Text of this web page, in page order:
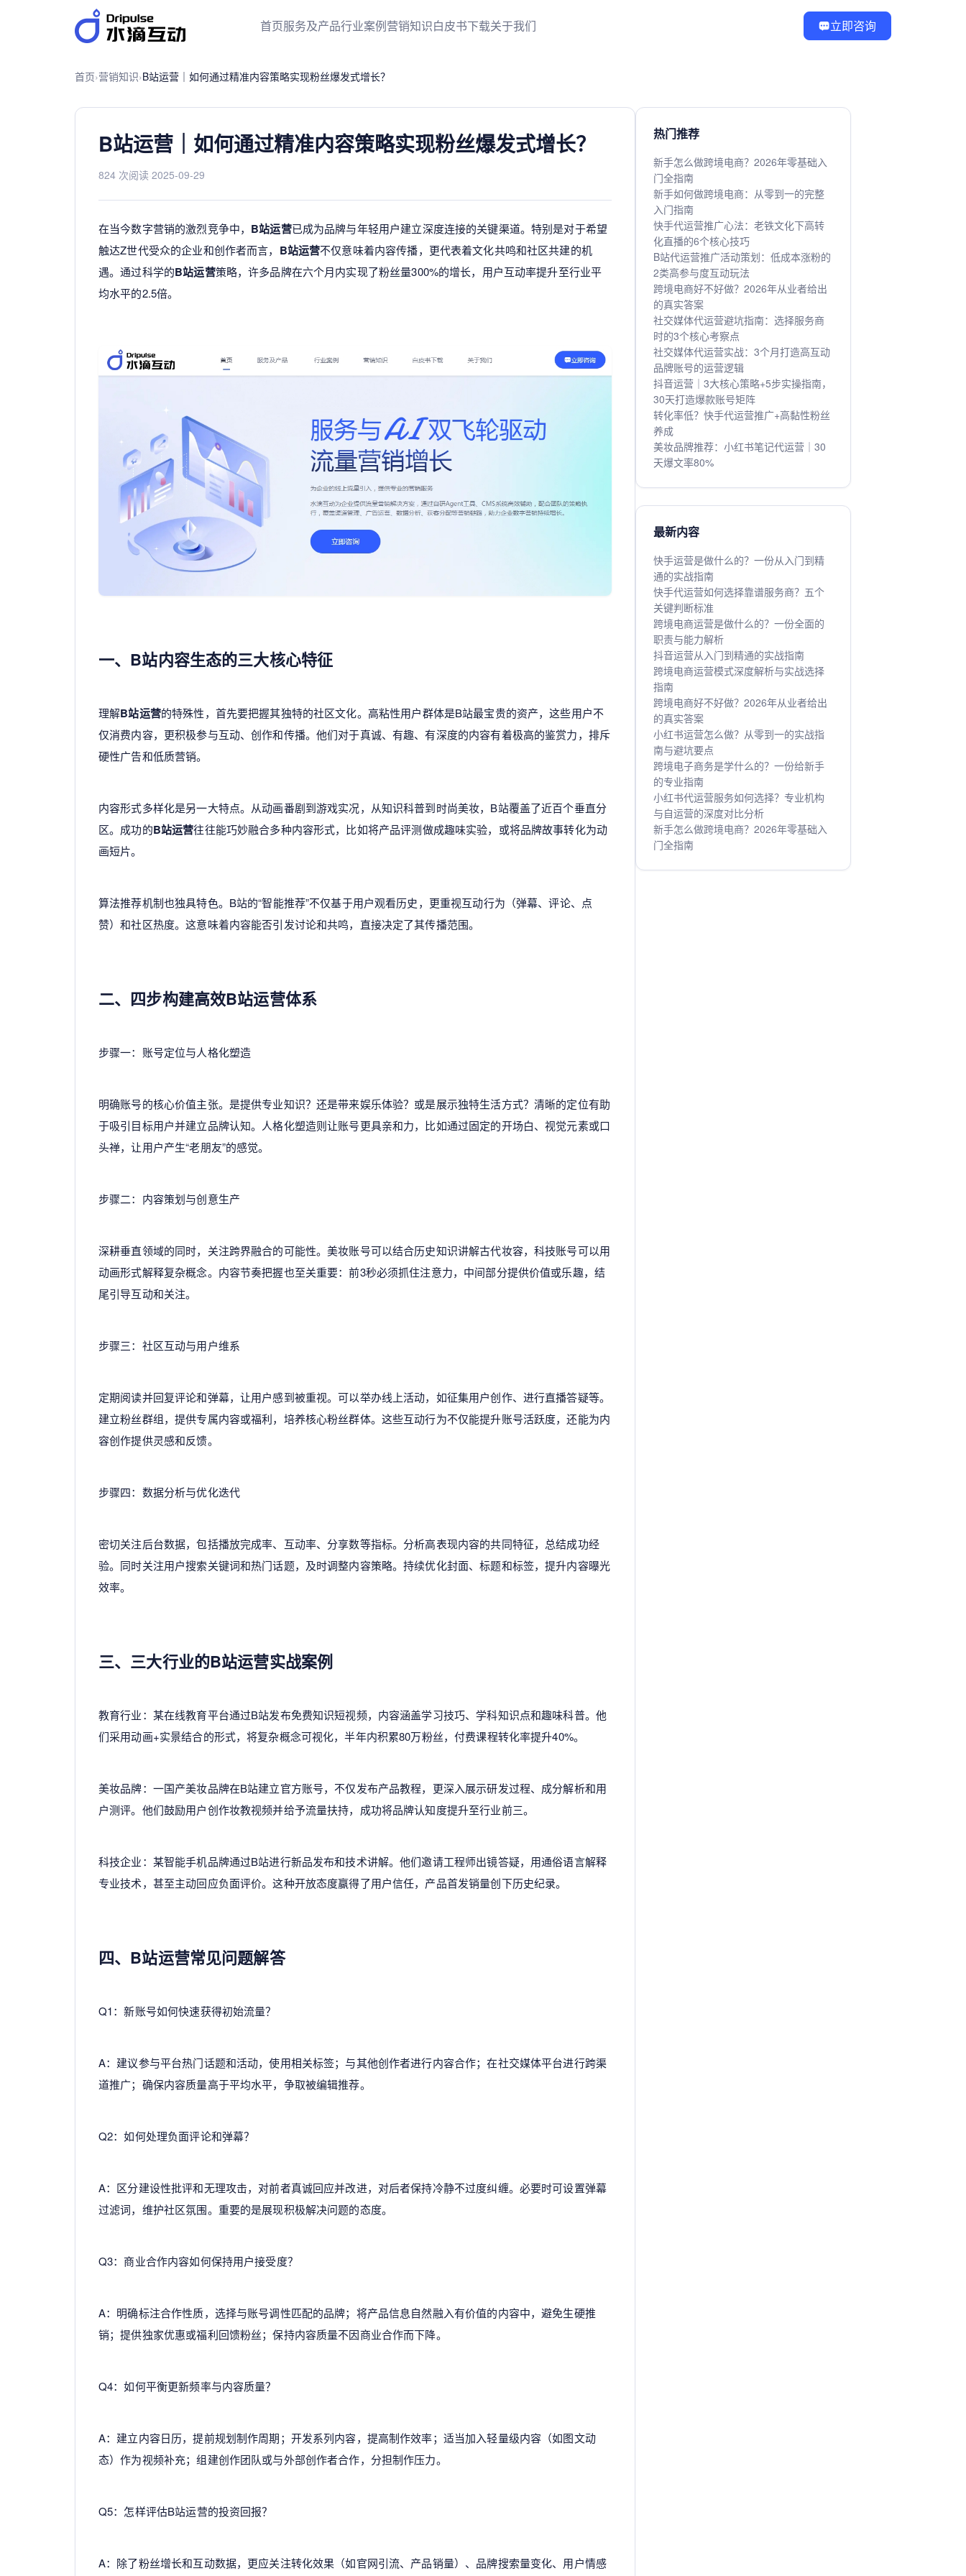
首页服务及产品行业案例营销知识白皮书下载关于我们 立即咨询
首页›营销知识›B站运营｜如何通过精准内容策略实现粉丝爆发式增长？
B站运营｜如何通过精准内容策略实现粉丝爆发式增长？
824 次阅读 2025-09-29
在当今数字营销的激烈竞争中， B站运营已成为品牌与年轻用户建立深度连接的关键渠道。特别是对于希望
触达Z世代受众的企业和创作者而言， B站运营不仅意味着内容传播，更代表着文化共鸣和社区共建的机
遇。通过科学的B站运营策略，许多品牌在六个月内实现了粉丝量300%的增长，用户互动率提升至行业平
均水平的2.5倍。
一、B站内容生态的三大核心特征
理解B站运营的特殊性，首先要把握其独特的社区文化。高粘性用户群体是B站最宝贵的资产，这些用户不
仅消费内容，更积极参与互动、创作和传播。他们对于真诚、有趣、有深度的内容有着极高的鉴赏力，排斥
硬性广告和低质营销。
内容形式多样化是另一大特点。从动画番剧到游戏实况，从知识科普到时尚美妆，B站覆盖了近百个垂直分
区。成功的B站运营往往能巧妙融合多种内容形式，比如将产品评测做成趣味实验，或将品牌故事转化为动
画短片。
算法推荐机制也独具特色。B站的“智能推荐”不仅基于用户观看历史，更重视互动行为（弹幕、评论、点
赞）和社区热度。这意味着内容能否引发讨论和共鸣，直接决定了其传播范围。
二、四步构建高效B站运营体系
步骤一：账号定位与人格化塑造
明确账号的核心价值主张。是提供专业知识？还是带来娱乐体验？或是展示独特生活方式？清晰的定位有助
于吸引目标用户并建立品牌认知。人格化塑造则让账号更具亲和力，比如通过固定的开场白、视觉元素或口
头禅，让用户产生“老朋友”的感觉。
步骤二：内容策划与创意生产
深耕垂直领域的同时，关注跨界融合的可能性。美妆账号可以结合历史知识讲解古代妆容，科技账号可以用
动画形式解释复杂概念。内容节奏把握也至关重要：前3秒必须抓住注意力，中间部分提供价值或乐趣，结
尾引导互动和关注。
步骤三：社区互动与用户维系
定期阅读并回复评论和弹幕，让用户感到被重视。可以举办线上活动，如征集用户创作、进行直播答疑等。
建立粉丝群组，提供专属内容或福利，培养核心粉丝群体。这些互动行为不仅能提升账号活跃度，还能为内
容创作提供灵感和反馈。
步骤四：数据分析与优化迭代
密切关注后台数据，包括播放完成率、互动率、分享数等指标。分析高表现内容的共同特征，总结成功经
验。同时关注用户搜索关键词和热门话题，及时调整内容策略。持续优化封面、标题和标签，提升内容曝光
效率。
三、三大行业的B站运营实战案例
教育行业：某在线教育平台通过B站发布免费知识短视频，内容涵盖学习技巧、学科知识点和趣味科普。他
们采用动画+实景结合的形式，将复杂概念可视化，半年内积累80万粉丝，付费课程转化率提升40%。
美妆品牌：一国产美妆品牌在B站建立官方账号，不仅发布产品教程，更深入展示研发过程、成分解析和用
户测评。他们鼓励用户创作妆教视频并给予流量扶持，成功将品牌认知度提升至行业前三。
科技企业：某智能手机品牌通过B站进行新品发布和技术讲解。他们邀请工程师出镜答疑，用通俗语言解释
专业技术，甚至主动回应负面评价。这种开放态度赢得了用户信任，产品首发销量创下历史纪录。
四、B站运营常见问题解答
Q1：新账号如何快速获得初始流量？
A：建议参与平台热门话题和活动，使用相关标签；与其他创作者进行内容合作；在社交媒体平台进行跨渠
道推广；确保内容质量高于平均水平，争取被编辑推荐。
Q2：如何处理负面评论和弹幕？
A：区分建设性批评和无理攻击，对前者真诚回应并改进，对后者保持冷静不过度纠缠。必要时可设置弹幕
过滤词，维护社区氛围。重要的是展现积极解决问题的态度。
Q3：商业合作内容如何保持用户接受度？
A：明确标注合作性质，选择与账号调性匹配的品牌；将产品信息自然融入有价值的内容中，避免生硬推
销；提供独家优惠或福利回馈粉丝；保持内容质量不因商业合作而下降。
Q4：如何平衡更新频率与内容质量？
A：建立内容日历，提前规划制作周期；开发系列内容，提高制作效率；适当加入轻量级内容（如图文动
态）作为视频补充；组建创作团队或与外部创作者合作，分担制作压力。
Q5：怎样评估B站运营的投资回报？
A：除了粉丝增长和互动数据，更应关注转化效果（如官网引流、产品销量）、品牌搜索量变化、用户情感
热门推荐
新手怎么做跨境电商？2026年零基础入
门全指南
新手如何做跨境电商：从零到一的完整
入门指南
快手代运营推广心法：老铁文化下高转
化直播的6个核心技巧
B站代运营推广活动策划：低成本涨粉的
2类高参与度互动玩法
跨境电商好不好做？2026年从业者给出
的真实答案
社交媒体代运营避坑指南：选择服务商
时的3个核心考察点
社交媒体代运营实战：3个月打造高互动
品牌账号的运营逻辑
抖音运营｜3大核心策略+5步实操指南，
30天打造爆款账号矩阵
转化率低？快手代运营推广+高黏性粉丝
养成
美妆品牌推荐：小红书笔记代运营｜30
天爆文率80%
最新内容
快手运营是做什么的？一份从入门到精
通的实战指南
快手代运营如何选择靠谱服务商？五个
关键判断标准
跨境电商运营是做什么的？一份全面的
职责与能力解析
抖音运营从入门到精通的实战指南
跨境电商运营模式深度解析与实战选择
指南
跨境电商好不好做？2026年从业者给出
的真实答案
小红书运营怎么做？从零到一的实战指
南与避坑要点
跨境电子商务是学什么的？一份给新手
的专业指南
小红书代运营服务如何选择？专业机构
与自运营的深度对比分析
新手怎么做跨境电商？2026年零基础入
门全指南